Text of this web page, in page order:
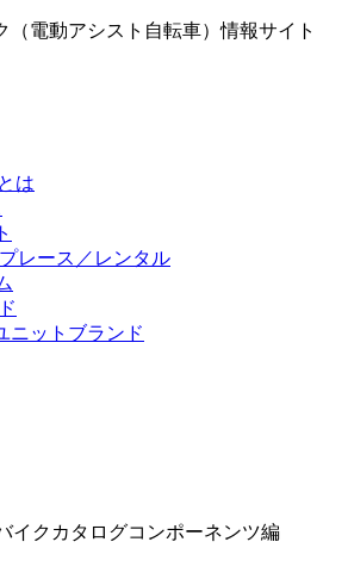
（電動アシスト自転車）情報サイト
は
プレース／レンタル
ニットブランド
イクカタログコンポーネンツ編